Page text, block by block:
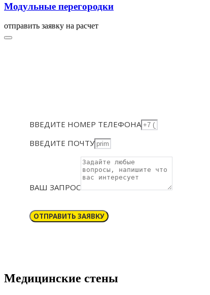
Модульные перегородки
отправить заявку на расчет
ВВЕДИТЕ НОМЕР ТЕЛЕФОНА
ВВЕДИТЕ ПОЧТУ
ВАШ ЗАПРОС
ОТПРАВИТЬ ЗАЯВКУ
Медицинские стены